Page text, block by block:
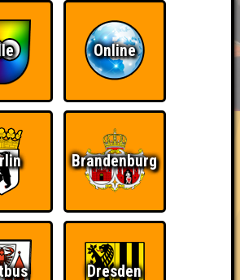
RESERVIERUNG
FAQ ÜBER UNS
#2
· Haus der Offiziere
Teams
Online
Brandenburg
Dresden